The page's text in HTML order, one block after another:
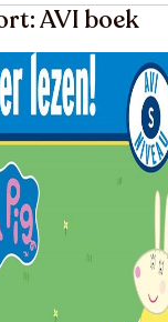
AVI boek